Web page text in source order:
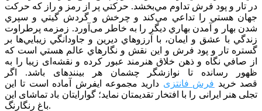
در تار و پود فرش تداوم مي‌بخشد. حركتي پر از رمز و راز كه حركت
جهان هستي را تداعي مي‌كند و چرخش و گردش گيتي و سپري
شدن بهار و آمدن بهاري ديگر را به خاطر می‌آورد. زمزمه پرطراوت
زندگي با عشق و ايمان، با آرزوهاي ديرين و جاودانگي زيبايي‌ها بر
گستره تار و پود فرش و اين نقش و نگارهاي عالم هستي است كه
از صافي نگاه و ذهن خلاق هنرمند عبور كرده و نقشه‌ای زیبا را به
ظهور رسانده تا نوازشگر چشمان هر بیننده­ای باشد. اگر
قصد خرید فرش فانتزی دارید مجموعه ایفرش آماده است تا این
تجلی هنر ایرانی را با افتخار تقدیمتان نماید؛ گوارایتان باد تماشای این
باغ رنگارنگ.